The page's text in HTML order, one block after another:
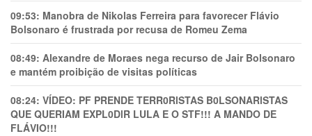
09:53: Manobra de Nikolas Ferreira para favorecer Flávio
Bolsonaro é frustrada por recusa de Romeu Zema
08:49: Alexandre de Moraes nega recurso de Jair Bolsonaro
e mantém proibição de visitas políticas
08:24: VÍDEO: PF PRENDE TERR0RlSTAS B0LSONARlSTAS
QUE QUERIAM EXPL0DlR LULA E O STF!!! A MANDO DE
FLÁVIO!!!